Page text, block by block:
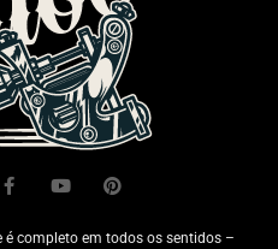
completo em todos os sentidos –